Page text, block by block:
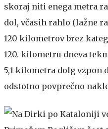
skoraj niti enega metra
dol, včasih rahlo (lažne
120 kilometrov brez
120. kilometru dneva
5,1 kilometra dolg vzpon
odstotno povprečno